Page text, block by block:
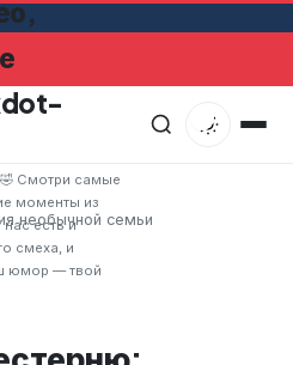
заметил привлекательную
Смотри самые
моменты из
есть и
смеха, и
юмор — твой
необычной семьи